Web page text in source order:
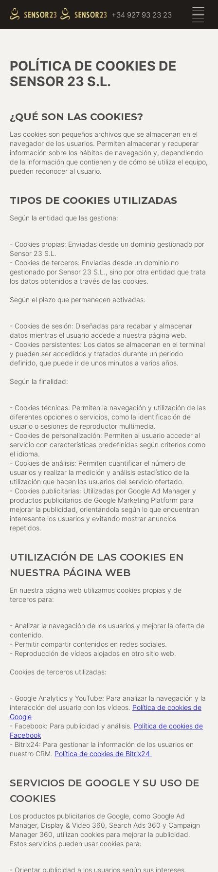
+34 927 93 23 23
POLÍTICA DE COOKIES DE
SENSOR 23 S.L.
¿QUÉ SON LAS COOKIES?
Las cookies son pequeños archivos que se almacenan en el
navegador de los usuarios. Permiten almacenar y recuperar
información sobre los hábitos de navegación y, dependiendo
de la información que contienen y de cómo se utiliza el equipo,
pueden reconocer al usuario.
TIPOS DE COOKIES UTILIZADAS
Según la entidad que las gestiona:
- Cookies propias: Enviadas desde un dominio gestionado por
Sensor 23 S.L.
- Cookies de terceros: Enviadas desde un dominio no
gestionado por Sensor 23 S.L., sino por otra entidad que trata
los datos obtenidos a través de las cookies.
Según el plazo que permanecen activadas:
- Cookies de sesión: Diseñadas para recabar y almacenar
datos mientras el usuario accede a nuestra página web.
- Cookies persistentes: Los datos se almacenan en el terminal
y pueden ser accedidos y tratados durante un periodo
definido, que puede ir de unos minutos a varios años.
Según la finalidad:
- Cookies técnicas: Permiten la navegación y utilización de las
diferentes opciones o servicios, como la identificación de
usuario o sesiones de reproductor multimedia.
- Cookies de personalización: Permiten al usuario acceder al
servicio con características predefinidas según criterios como
el idioma.
- Cookies de análisis: Permiten cuantificar el número de
usuarios y realizar la medición y análisis estadístico de la
utilización que hacen los usuarios del servicio ofertado.
- Cookies publicitarias: Utilizadas por Google Ad Manager y
productos publicitarios de Google Marketing Platform para
mejorar la publicidad, orientándola según lo que encuentran
interesante los usuarios y evitando mostrar anuncios
repetidos.
UTILIZACIÓN DE LAS COOKIES EN
NUESTRA PÁGINA WEB
En nuestra página web utilizamos cookies propias y de
terceros para:
- Analizar la navegación de los usuarios y mejorar la oferta de
contenido.
- Permitir compartir contenidos en redes sociales.
- Reproducción de vídeos alojados en otro sitio web.
Cookies de terceros utilizadas:
- Google Analytics y YouTube: Para analizar la navegación y la
interacción del usuario con los vídeos. Política de cookies de
Google
- Facebook: Para publicidad y análisis. Política de cookies de
Facebook
- Bitrix24: Para gestionar la información de los usuarios en
nuestro CRM. Política de cookies de Bitrix24
SERVICIOS DE GOOGLE Y SU USO DE
COOKIES
Los productos publicitarios de Google, como Google Ad
Manager, Display & Video 360, Search Ads 360 y Campaign
Manager 360, utilizan cookies para mejorar la publicidad.
Estos servicios pueden usar cookies para:
- Orientar publicidad a los usuarios según sus intereses.